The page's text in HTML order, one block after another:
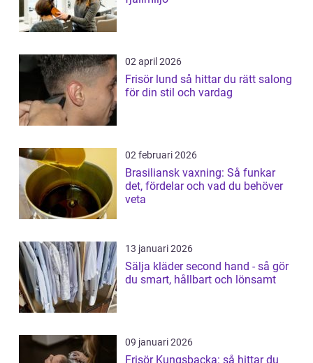
02 april 2026
Frisör lund så hittar du rätt salong
för din stil och vardag
02 februari 2026
Brasiliansk vaxning: Så funkar
det, fördelar och vad du behöver
veta
13 januari 2026
Sälja kläder second hand - så gör
du smart, hållbart och lönsamt
09 januari 2026
Frisör Kungsbacka: så hittar du